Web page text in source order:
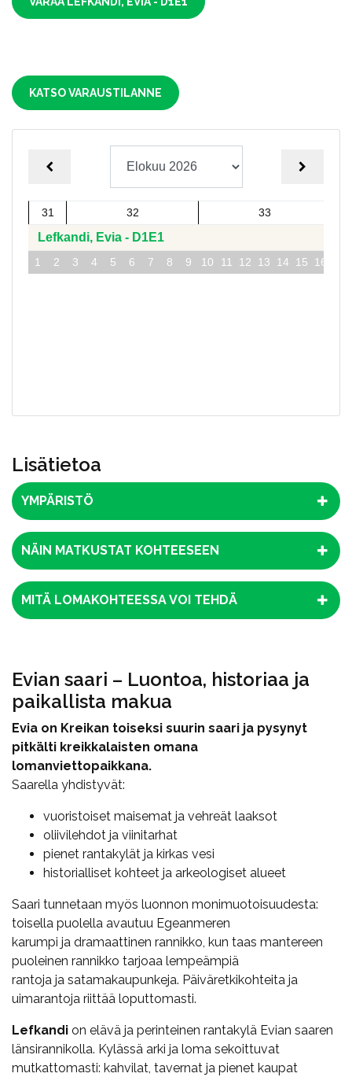
KATSO VARAUSTILANNE
31 32 33
Lefkandi, Evia - D1E1
1 2 3 4 5 6 7 8 9 10 11 12 13 14 15 16
Lisätietoa
YMPÄRISTÖ
NÄIN MATKUSTAT KOHTEESEEN
MITÄ LOMAKOHTEESSA VOI TEHDÄ
Evian saari – Luontoa, historiaa ja
paikallista makua
Evia on Kreikan toiseksi suurin saari ja pysynyt
pitkälti kreikkalaisten omana
lomanviettopaikkana.
Saarella yhdistyvät:
vuoristoiset maisemat ja vehreät laaksot
oliivilehdot ja viinitarhat
pienet rantakylät ja kirkas vesi
historialliset kohteet ja arkeologiset alueet
Saari tunnetaan myös luonnon monimuotoisuudesta:
toisella puolella avautuu Egeanmeren
karumpi ja dramaattinen rannikko, kun taas mantereen
puoleinen rannikko tarjoaa lempeämpiä
rantoja ja satamakaupunkeja. Päiväretkikohteita ja
uimarantoja riittää loputtomasti.
Lefkandi on elävä ja perinteinen rantakylä Evian saaren
länsirannikolla. Kylässä arki ja loma sekoittuvat
mutkattomasti: kahvilat, tavernat ja pienet kaupat